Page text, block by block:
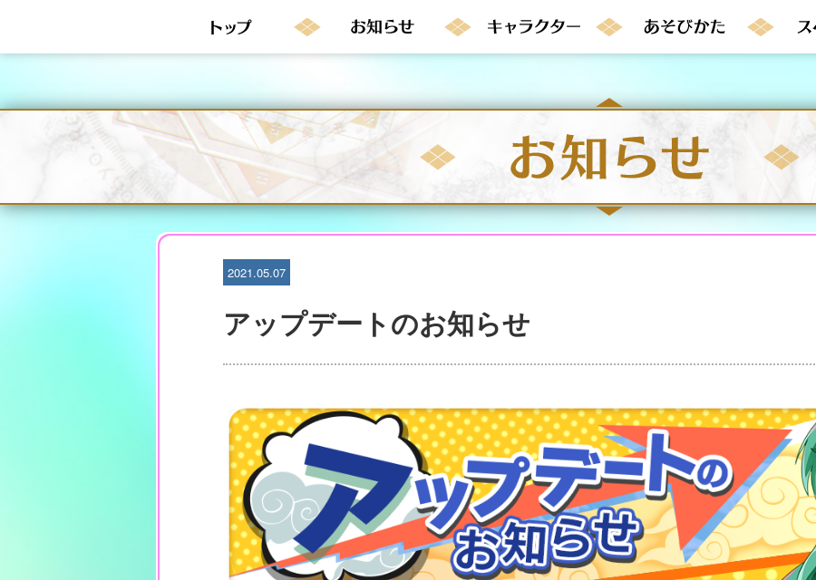
o
n
2021.05.07
アップデートのお知らせ